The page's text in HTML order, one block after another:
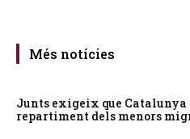
Més notícies
Junts exigeix que Catalunya
repartiment dels menors